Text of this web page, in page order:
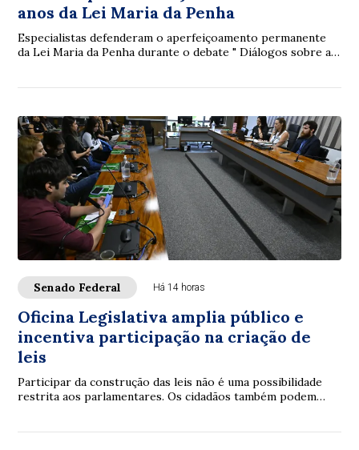
anos da Lei Maria da Penha
Especialistas defenderam o aperfeiçoamento permanente
da Lei Maria da Penha durante o debate " Diálogos sobre a
Senado Federal Há 14 horas
Oficina Legislativa amplia público e
incentiva participação na criação de
leis
Participar da construção das leis não é uma possibilidade
restrita aos parlamentares. Os cidadãos também podem